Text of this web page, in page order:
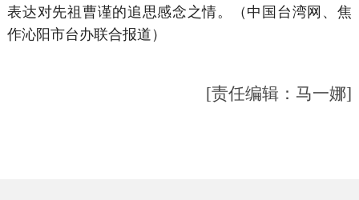
表达对先祖曹谨的追思感念之情。（中国台湾网、焦
作沁阳市台办联合报道）
[责任编辑：马一娜]